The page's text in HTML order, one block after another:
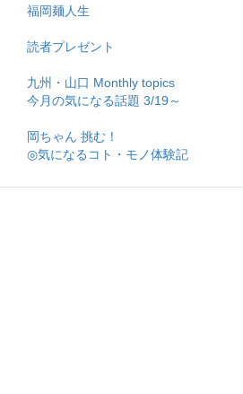
福岡麺人生
読者プレゼント
九州・山口 Monthly topics
今月の気になる話題 3/19～
岡ちゃん 挑む！
◎気になるコト・モノ体験記